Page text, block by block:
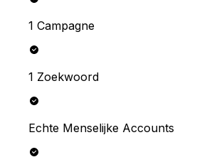
1 Campagne
1 Zoekwoord
Echte Menselijke Accounts